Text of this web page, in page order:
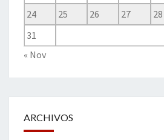
24
25 26 27 28
31
« Nov
ARCHIVOS